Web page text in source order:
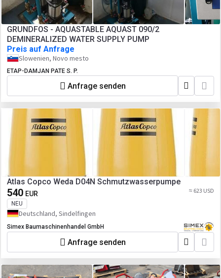
GRUNDFOS - AQUASTABLE AQUAST 090/2
DEMINERALIZED WATER SUPPLY PUMP
Preis auf Anfrage
Slowenien, Novo mesto
ETAP-DAMJAN PATE S. P.
Anfrage senden
Atlas Copco Weda D04N Schmutzwasserpumpe
540 EUR ≈ 623 USD
NEU
Deutschland, Sindelfingen
Simex Baumaschinenhandel GmbH
Anfrage senden